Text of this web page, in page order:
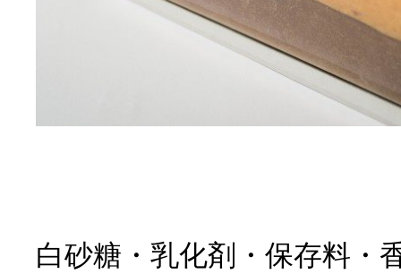
白砂糖・乳化剤・保存料・